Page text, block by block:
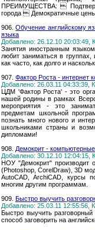
ПРЕИМУЩЕСТВА: 
города  Демократичные
906.Обучение английскому
языка
Добавлено: 26.12.10 20:03:49,
Занятия иностранным
любит заниматься в
как часто, как долго и
907. Фактор Роста - интернет
Добавлено: 26.03.11 04:33:39,
ЦДМ 'Фактор Роста' - это
нашей родины в рамках
мероприятия - это
предметам школьной
познать много нового и
школьниками страны и
дипломами!
908. Демокрит -
Добавлено: 30.12.10 12:04:15,
НОУ "Демокрит" производит
(Photoshop, CorelDraw), 3D
AutoCAD, ArchiCAD, курсы
многим другим программам.
909. Быстро выучить
Добавлено: 25.03.11 12:55:56,
Быстро выучить
способ заговорить на